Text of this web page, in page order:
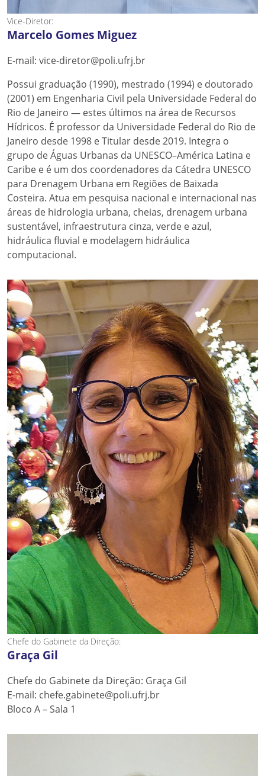
Vice-Diretor:
Marcelo Gomes Miguez
E-mail: vice-diretor@poli.ufrj.br
Possui graduação (1990), mestrado (1994) e doutorado
(2001) em Engenharia Civil pela Universidade Federal do
Rio de Janeiro — estes últimos na área de Recursos
Hídricos. É professor da Universidade Federal do Rio de
Janeiro desde 1998 e Titular desde 2019. Integra o
grupo de Águas Urbanas da UNESCO–América Latina e
Caribe e é um dos coordenadores da Cátedra UNESCO
para Drenagem Urbana em Regiões de Baixada
Costeira. Atua em pesquisa nacional e internacional nas
áreas de hidrologia urbana, cheias, drenagem urbana
sustentável, infraestrutura cinza, verde e azul,
hidráulica fluvial e modelagem hidráulica
computacional.
Chefe do Gabinete da Direção:
Graça Gil
Chefe do Gabinete da Direção: Graça Gil
E-mail: chefe.gabinete@poli.ufrj.br
Bloco A – Sala 1